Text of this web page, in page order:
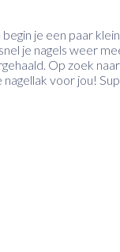
je een paar
je nagels weer
Op zoek
voor jou!